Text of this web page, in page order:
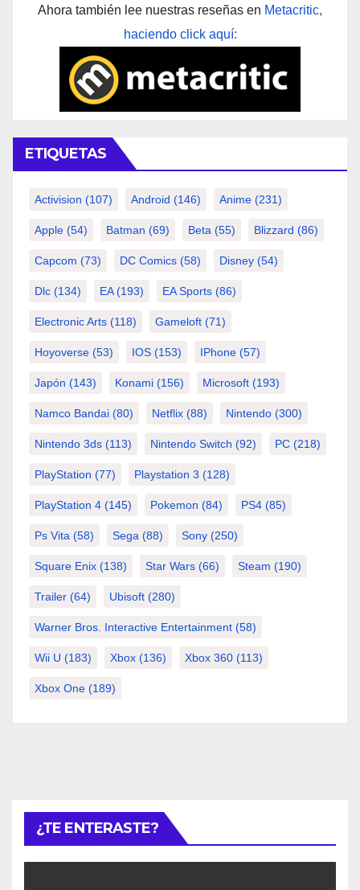
Ahora también lee nuestras reseñas en Metacritic,
haciendo click aquí:
ETIQUETAS
Activision (107) Android (146) Anime (231)
Apple (54) Batman (69) Beta (55) Blizzard (86)
Capcom (73) DC Comics (58) Disney (54)
Dlc (134) EA(193) EA Sports (86)
Electronic Arts (118) Gameloft (71)
Hoyoverse (53) IOS (153) IPhone (57)
Japón (143) Konami (156) Microsoft (193)
Namco Bandai (80) Netflix (88) Nintendo (300)
Nintendo 3ds (113) Nintendo Switch (92) PC (218)
PlayStation (77) Playstation 3 (128)
PlayStation 4 (145) Pokemon (84) PS4 (85)
Ps Vita (58) Sega (88) Sony (250)
Square Enix (138) Star Wars (66) Steam (190)
Trailer (64) Ubisoft (280)
Warner Bros. Interactive Entertainment (58)
Wii U (183) Xbox (136) Xbox 360 (113)
Xbox One (189)
¿TE ENTERASTE?